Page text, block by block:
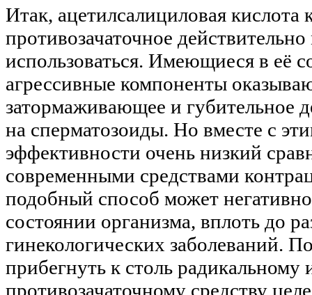
Итак, ацетилсалициловая кислота
противозачаточное
использоваться. Имеющиеся в её
агрессивные компоненты
затормаживающее и губительное
на сперматозоиды. Но вместе с
эффективности очень низкий
современными средствами
подобный способ может негативно
состоянии организма, вплоть до
гинекологических заболеваний.
прибегнуть к столь
противозачаточному средству